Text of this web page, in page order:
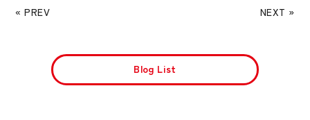
« PREV NEXT »
Blog List